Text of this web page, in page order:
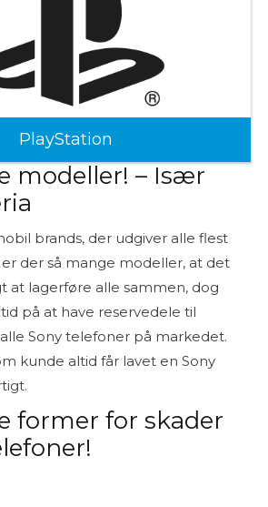
PlayStation
modeller! – Især
brands, der udgiver alle flest
der så mange modeller, at det
at lagerføre alle sammen, dog
på at have reservedele til
Sony telefoner på markedet.
kunde altid får lavet en Sony
former for skader